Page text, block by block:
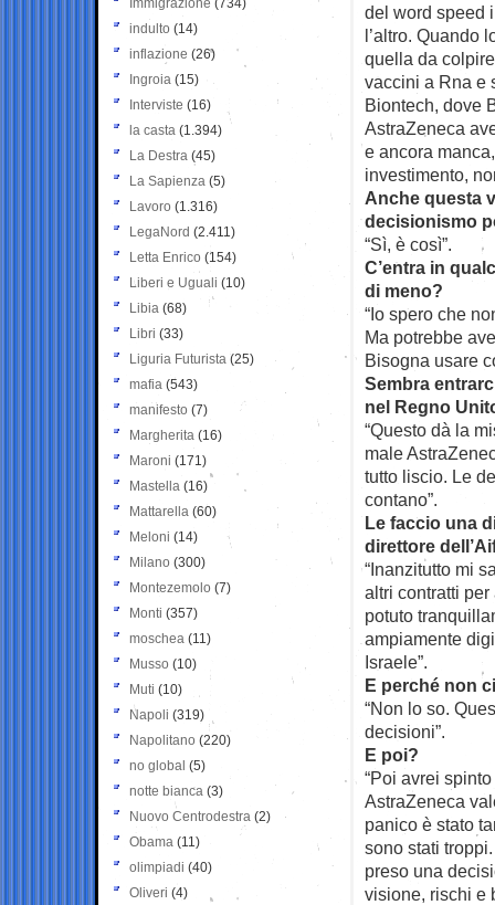
del word speed
l’altro. Quando
quella da
vaccini a Rna e
Biontech, dove
AstraZeneca
e ancora
investimento,
Anche questa
decisionismo
“Sì, è così”.
C’entra in
di meno?
“Io spero che
Ma potrebbe
Bisogna usare
Sembra
nel Regno
“Questo dà la
male
tutto liscio. Le
contano”.
Le faccio una
direttore
“Inanzitutto mi
altri contratti
potuto
ampiamente
Israele”.
E perché non
“Non lo so.
decisioni”.
E poi?
“Poi avrei
AstraZeneca
panico è stato
sono stati
preso una
visione, rischi e
Immigrazione (734)
indulto (14)
inflazione (26)
Ingroia (15)
Interviste (16)
la casta (1.394)
La Destra (45)
La Sapienza (5)
Lavoro (1.316)
LegaNord (2.411)
Letta Enrico (154)
Liberi e Uguali (10)
Libia (68)
Libri (33)
Liguria Futurista (25)
mafia (543)
manifesto (7)
Margherita (16)
Maroni (171)
Mastella (16)
Mattarella (60)
Meloni (14)
Milano (300)
Montezemolo (7)
Monti (357)
moschea (11)
Musso (10)
Muti (10)
Napoli (319)
Napolitano (220)
no global (5)
notte bianca (3)
Nuovo Centrodestra (2)
Obama (11)
olimpiadi (40)
Oliveri (4)